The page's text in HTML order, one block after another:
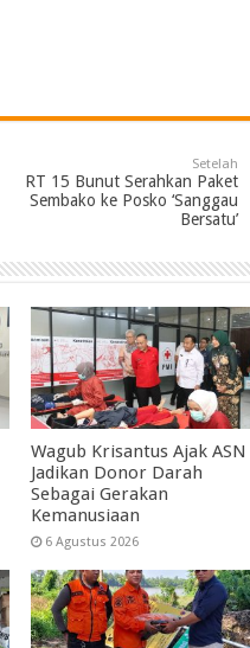
Setelah
RT 15 Bunut Serahkan Paket
Sembako ke Posko ‘Sanggau
Bersatu’
Wagub Krisantus Ajak ASN
Jadikan Donor Darah
Sebagai Gerakan
Kemanusiaan
6 Agustus 2026